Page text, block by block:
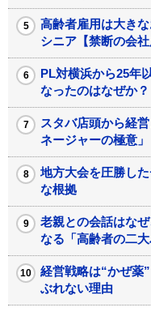
高齢者雇用は大き
シニア【禁断の会社
PL対横浜から25年
なったのはなぜか？
スタバ店頭から経
ネージャーの極意」
地方大会を圧勝し
な根拠
老親との会話はな
なる「高齢者の二大
経営戦略は“かぜ薬
ぶれない理由